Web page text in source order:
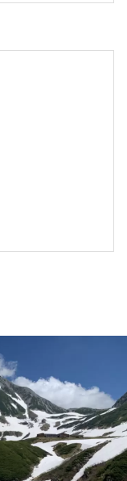
大なスケールの
富山駅―立山
ごひゃっこく)
から約30分 ●
立山駅（約5時間
45分） 〈名
名古屋I.C→一宮
立山駅（約4